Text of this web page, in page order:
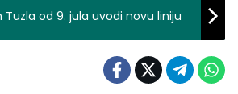
Tuzla od 9. jula uvodi novu liniju